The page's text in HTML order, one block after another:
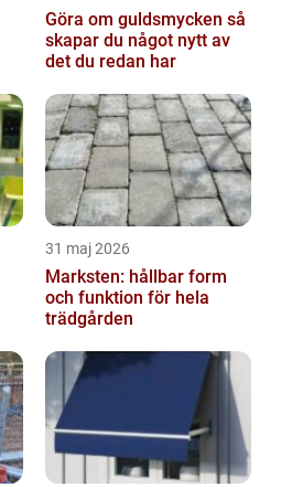
Göra om guldsmycken så
skapar du något nytt av
det du redan har
31 maj 2026
Marksten: hållbar form
och funktion för hela
trädgården